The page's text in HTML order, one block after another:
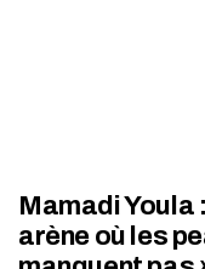
Mamadi Youla
arène où les